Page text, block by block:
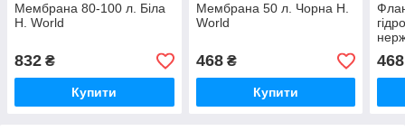
Мембрана 80-100 л. Біла
H. World
832 ₴
Купити
Мембрана 50 л. Чорна H.
World
468₴
Купити
468